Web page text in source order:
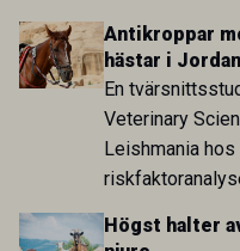
att skillnaden
Sverige är
Antikroppar
hästar i
En
Veterinary
Leishmania
hög i Zarqa och
annat
Högst halter